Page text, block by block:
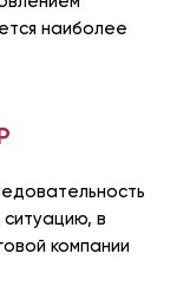
наиболее
в
компании